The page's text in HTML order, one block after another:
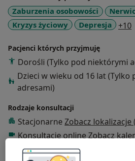
Zaburzenia osobowości
Kryzys życiowy
Depresja +10
Pacjenci których przyjmuję
Dorośli (Tylko pod niektórymi
Dzieci w wieku od 16 lat
adresami)
Rodzaje konsultacji
Stacjonarne Zobacz lokalizacje
Konsultacje onlineZobacz
Zdjęcia i filmy